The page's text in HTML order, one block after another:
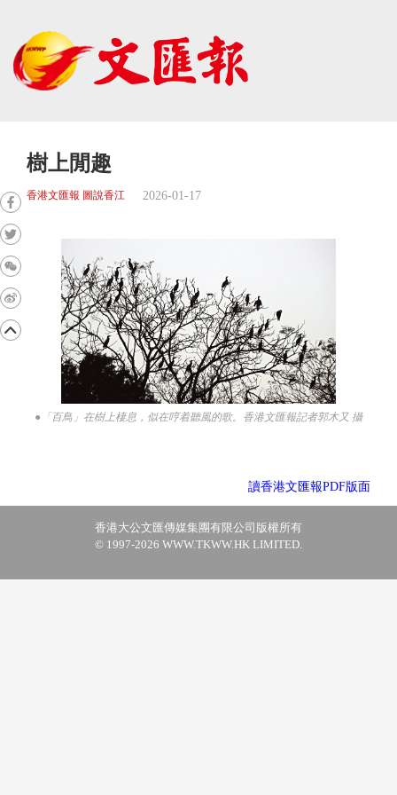
樹上閒趣
香港文匯報 圖說香江 2026-01-17
●「百鳥」在樹上棲息，似在哼着聽風的歌。香港文匯報記者郭木又 攝
讀香港文匯報PDF版面
香港大公文匯傳媒集團有限公司版權所有
© 1997-2026 WWW.TKWW.HK LIMITED.